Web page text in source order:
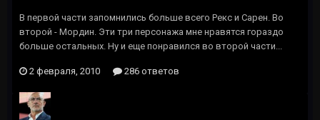
В первой части запомнились больше всего Рекс и Сарен. Во
второй - Мордин. Эти три персонажа мне нравятся гораздо
больше остальных. Ну и еще понравился во второй части...
2 февраля, 2010 286 ответов